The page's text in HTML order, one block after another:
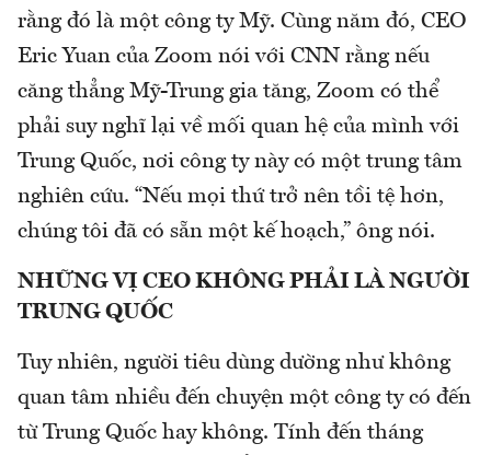
rằng đó là một công ty Mỹ. Cùng năm đó, CEO
Eric Yuan của Zoom nói với CNN rằng nếu
căng thẳng Mỹ-Trung gia tăng, Zoom có ​​thể
phải suy nghĩ lại về mối quan hệ của mình với
Trung Quốc, nơi công ty này có một trung tâm
nghiên cứu. “Nếu mọi thứ trở nên tồi tệ hơn,
chúng tôi đã có sẵn một kế hoạch,” ông nói.
NHỮNG VỊ CEO KHÔNG PHẢI LÀ NGƯỜI
TRUNG QUỐC
Tuy nhiên, người tiêu dùng dường như không
quan tâm nhiều đến chuyện một công ty có đến
từ Trung Quốc hay không. Tính đến tháng